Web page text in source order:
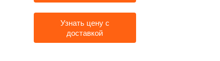
Узнать цену с
доставкой